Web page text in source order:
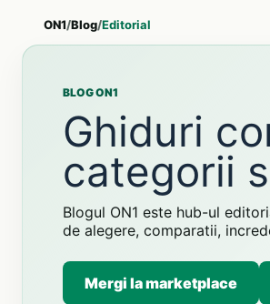
ON1/Blog/Editorial
BLOG ON1
Ghiduri
categorii
Blogul ON1 este hub-ul
de alegere, comparatii,
Mergi la marketplace